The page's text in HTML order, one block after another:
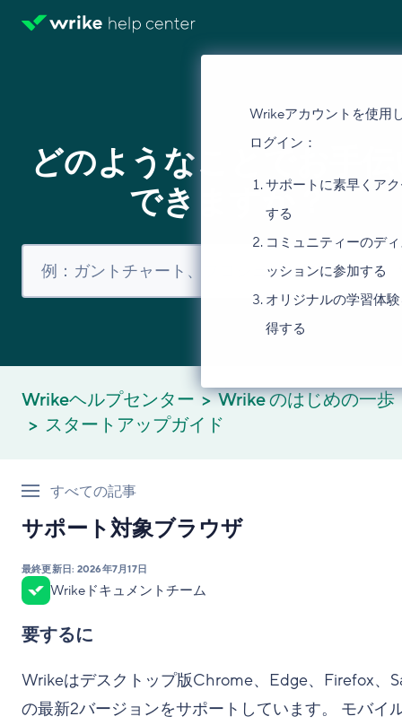
Wrikeアカウントを使用
ログイン：
サポートに素早くア
する
コミュニティーのデ
ッションに参加する
オリジナルの学習体
得する
どのようなことでお手
できますか？
Wrikeヘルプセンター
Wrike のはじめの一歩
スタートアップガイド
すべての記事
サポート対象ブラウザ
最終更新日: 2026年7月17日
Wrikeドキュメントチーム
要するに
Wrikeはデスクトップ版Chrome、Edge、Firefox、
の最新2バージョンをサポートしています。 モバイ